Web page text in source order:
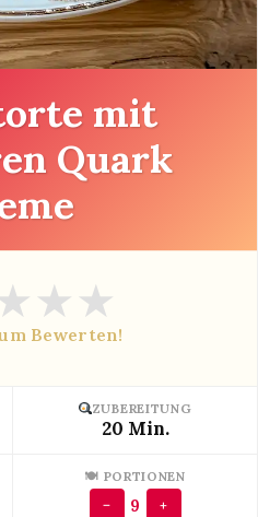
mit
Quark
★★
Bewerten!
ZUBEREITUNG
20 Min.
🍽 PORTIONEN
− 9 +